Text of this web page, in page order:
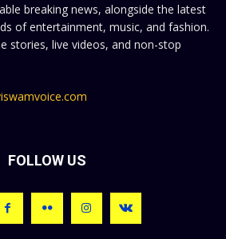
breaking news, alongside the latest
of entertainment, music, and fashion.
stories, live videos, and non-stop
FOLLOW US